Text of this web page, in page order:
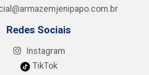
Redes Sociais
Instagram
TikTok